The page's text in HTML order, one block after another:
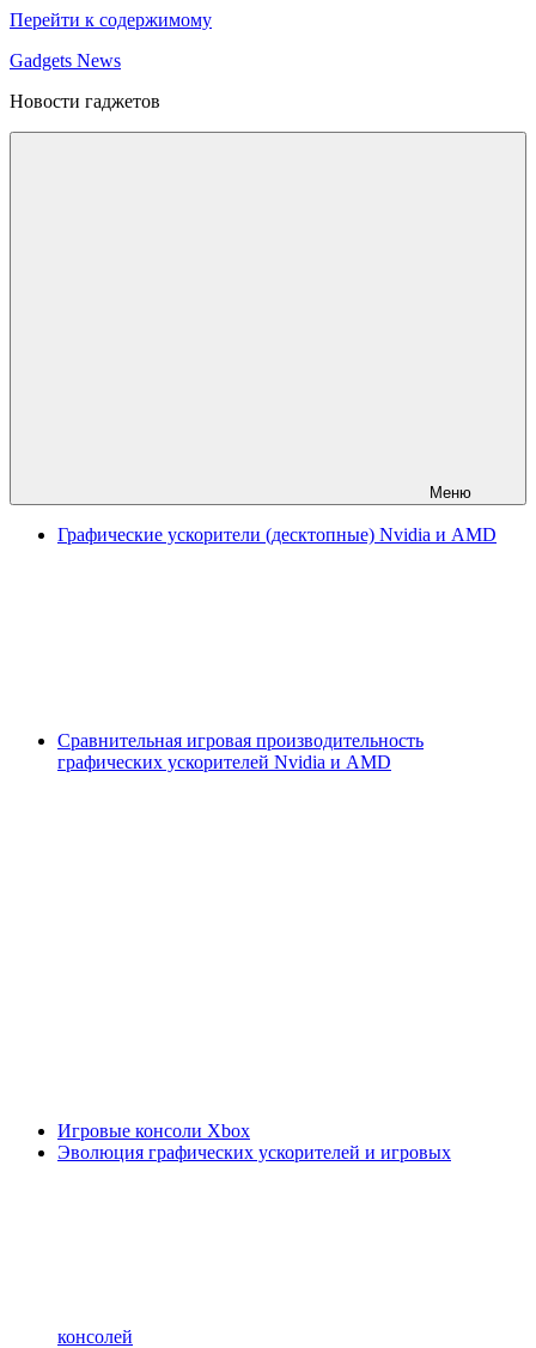
Перейти к содержимому
Gadgets News
Новости гаджетов
Меню
Графические ускорители (десктопные) Nvidia и AMD
Сравнительная игровая производительность
графических ускорителей Nvidia и AMD
Игровые консоли Xbox
Эволюция графических ускорителей и игровых
консолей